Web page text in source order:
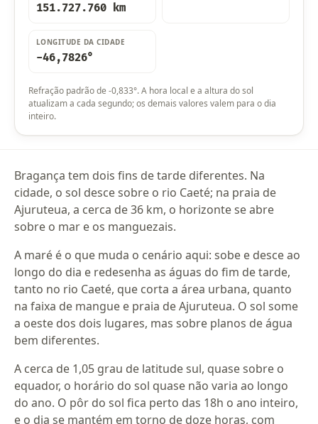
151.727.760 km
LONGITUDE DA CIDADE
-46,7826°
Refração padrão de -0,833°. A hora local e a altura do sol
atualizam a cada segundo; os demais valores valem para o dia
inteiro.
Bragança tem dois fins de tarde diferentes. Na
cidade, o sol desce sobre o rio Caeté; na praia de
Ajuruteua, a cerca de 36 km, o horizonte se abre
sobre o mar e os manguezais.
A maré é o que muda o cenário aqui: sobe e desce ao
longo do dia e redesenha as águas do fim de tarde,
tanto no rio Caeté, que corta a área urbana, quanto
na faixa de mangue e praia de Ajuruteua. O sol some
a oeste dos dois lugares, mas sobre planos de água
bem diferentes.
A cerca de 1,05 grau de latitude sul, quase sobre o
equador, o horário do sol quase não varia ao longo
do ano. O pôr do sol fica perto das 18h o ano inteiro,
e o dia se mantém em torno de doze horas, com